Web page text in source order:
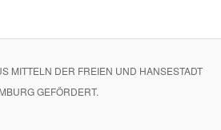
MITTELN DER FREIEN UND HANSESTADT
GEFÖRDERT.